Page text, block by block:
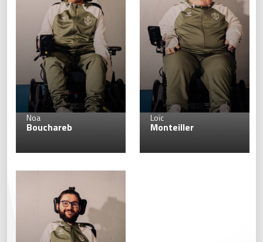
19
Noa
Bouchareb
Loïc
Monteiller